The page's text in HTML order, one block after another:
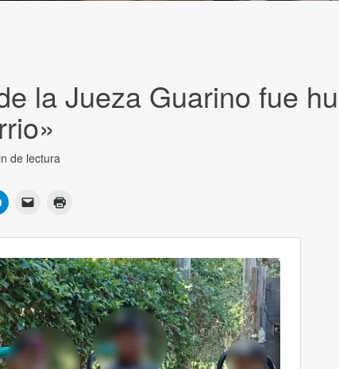
la Jueza Guarino fue
de lectura